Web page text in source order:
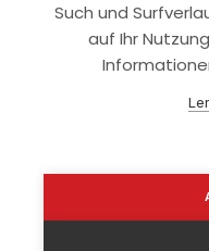
Datenschutz
Such und
auf Ihr